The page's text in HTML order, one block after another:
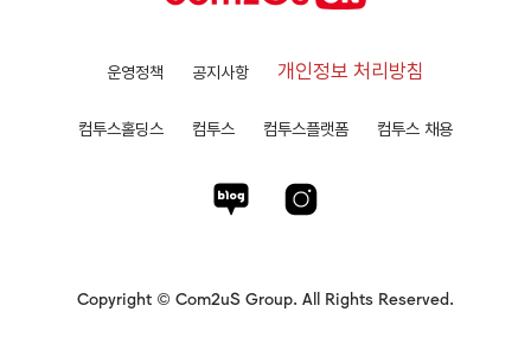
운영정책 공지사항 개인정보 처리방침
컴투스홀딩스 컴투스 컴투스플랫폼 컴투스 채용
Copyright © Com2uS Group. All Rights Reserved.